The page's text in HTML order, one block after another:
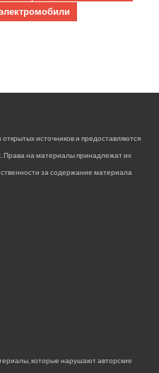
источников и предоставляются
Права на материалы принадлежат их
за содержание материала
которые нарушают авторские